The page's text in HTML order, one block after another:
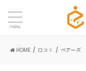
menu
HOME 口コミ ベアーズ